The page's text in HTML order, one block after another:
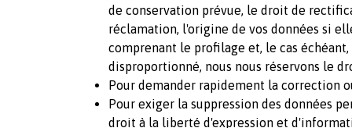
de conservation prévue, le droit de
réclamation, l'origine de vos données si
comprenant le profilage et, le cas
disproportionné, nous nous réservons le
Pour demander rapidement la correction
Pour exiger la suppression des données
droit à la liberté d'expression et